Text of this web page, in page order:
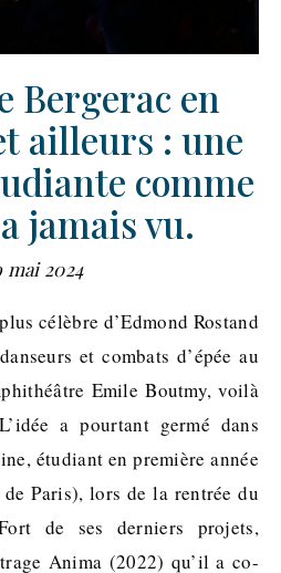
Bergerac en
ailleurs : une
comme
jamais vu.
mai 2024
et combats d’épée au
Emile Boutmy, voilà
a pourtant germé dans
étudiant en première année
de Paris), lors de la rentrée du
de ses derniers projets,
Anima (2022) qu’il a co-